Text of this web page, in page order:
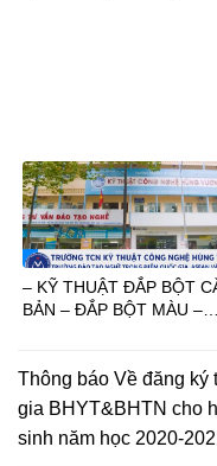
– KỸ THUẬT ĐẮP BỘT
BẢN – ĐẮP BỘT MÀU –
Thông báo Về đăng ký
gia BHYT&BHTN cho
sinh năm học 2020-